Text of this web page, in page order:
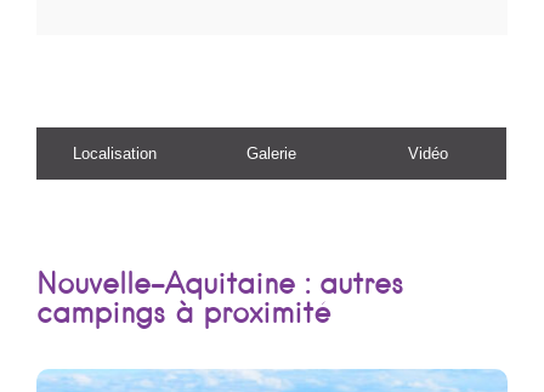
Localisation Galerie Vidéo
Nouvelle-Aquitaine : autres
campings à proximité